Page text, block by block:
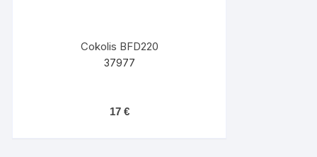
Cokolis BFD220
37977
17 €